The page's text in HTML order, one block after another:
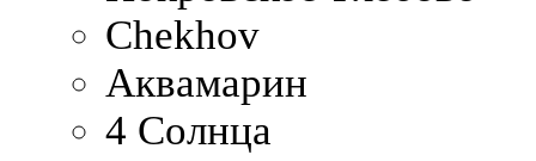
Chekhov
Аквамарин
4 Солнца